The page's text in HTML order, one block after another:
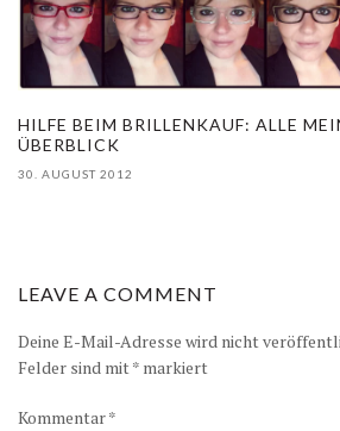
HILFE BEIM BRILLENKAUF: ALLE
ÜBERBLICK
30. AUGUST 2012
LEAVE A COMMENT
Deine E-Mail-Adresse wird nicht
Felder sind mit* markiert
Kommentar*